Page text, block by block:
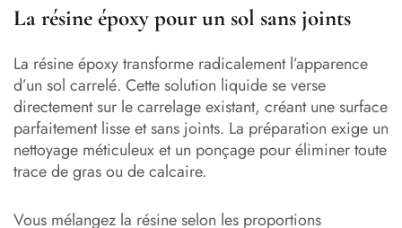
La résine époxy pour un sol sans joints
La résine époxy transforme radicalement l’apparence
d’un sol carrelé. Cette solution liquide se verse
directement sur le carrelage existant, créant une surface
parfaitement lisse et sans joints. La préparation exige un
nettoyage méticuleux et un ponçage pour éliminer toute
trace de gras ou de calcaire.
Vous mélangez la résine selon les proportions